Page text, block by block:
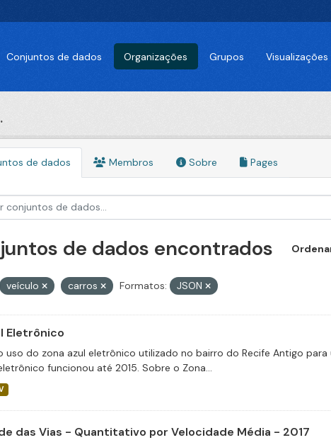
Conjuntos de dados Organizações Grupos Visualizações
de dados Membros Sobre Pages
de dados encontrados
veículo carros Formatos: JSON
Eletrônico
uso do zona azul eletrônico utilizado no bairro do Recife Antigo
funcionou até 2015. Sobre o Zona...
das Vias - Quantitativo por Velocidade Média - 2017